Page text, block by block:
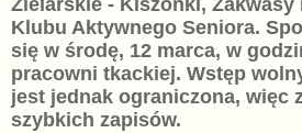
Zielarskie - Kiszonki, Zakwasy
Klubu Aktywnego Seniora.
się w środę, 12 marca, w
pracowni tkackiej. Wstęp
jest jednak ograniczona, więc
szybkich zapisów.